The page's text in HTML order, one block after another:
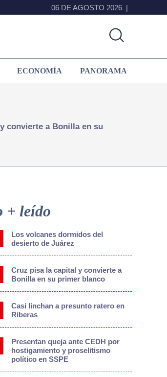
06 DE AGOSTO 2026
ECONOMÍA PANORAMA
convierte a Bonilla en su
+ leído
Los volcanes dormidos del
desierto de Juárez
Cruz pisa la capital y convierte a
Bonilla en su primer blanco
Casi linchan a presunto ratero en
Riberas
Presentan queja ante CEDH por
hostigamiento y proselitismo
político en SSPE